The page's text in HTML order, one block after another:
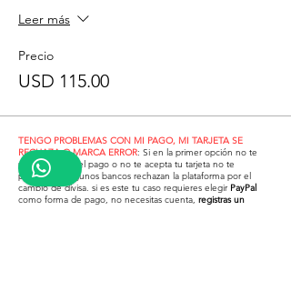
Leer más
Precio
USD 115.00
TENGO PROBLEMAS CON MI PAGO, MI TARJETA SE
RECHAZA O MARCA ERROR: Si en la primer opción no te
permite hacer el pago o no te acepta tu tarjeta no te
preocupes, algunos bancos rechazan la plataforma por el
cambio de divisa. si es este tu caso requieres elegir PayPal
como forma de pago, no necesitas cuenta, registras un